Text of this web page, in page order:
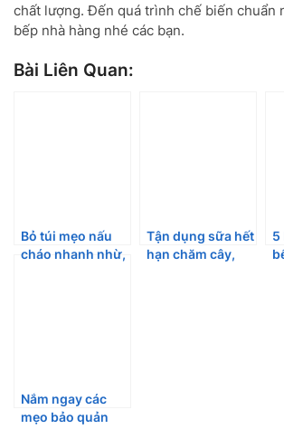
chất lượng. Đến quá trình chế biến chuẩn
bếp nhà hàng nhé các bạn.
Bài Liên Quan:
Bỏ túi mẹo nấu
cháo nhanh nhừ,
Tận dụng sữa hết
hạn chăm cây,
5
Nắm ngay các
mẹo bảo quản